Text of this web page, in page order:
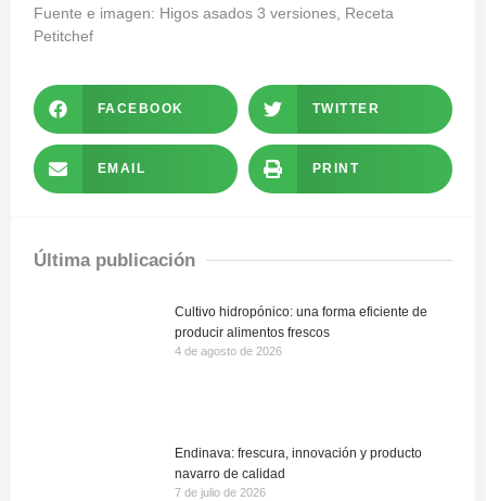
Fuente e imagen: Higos asados 3 versiones, Receta
Petitchef
FACEBOOK TWITTER
EMAIL PRINT
Última publicación
Cultivo hidropónico: una forma eficiente de
producir alimentos frescos
4 de agosto de 2026
Endinava: frescura, innovación y producto
navarro de calidad
7 de julio de 2026